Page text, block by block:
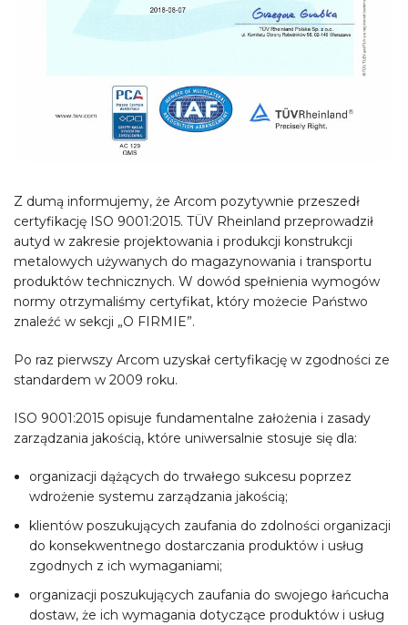
Z dumą informujemy, że Arcom pozytywnie przeszedł
certyfikację ISO 9001:2015. TÜV Rheinland przeprowadził
autyd w zakresie projektowania i produkcji konstrukcji
metalowych używanych do magazynowania i transportu
produktów technicznych. W dowód spełnienia wymogów
normy otrzymaliśmy certyfikat, który możecie Państwo
znaleźć w sekcji „O FIRMIE”.
Po raz pierwszy Arcom uzyskał certyfikację w zgodności ze
standardem w 2009 roku.
ISO 9001:2015 opisuje fundamentalne założenia i zasady
zarządzania jakością, które uniwersalnie stosuje się dla:
organizacji dążących do trwałego sukcesu poprzez
wdrożenie systemu zarządzania jakością;
klientów poszukujących zaufania do zdolności organizacji
do konsekwentnego dostarczania produktów i usług
zgodnych z ich wymaganiami;
organizacji poszukujących zaufania do swojego łańcucha
dostaw, że ich wymagania dotyczące produktów i usług